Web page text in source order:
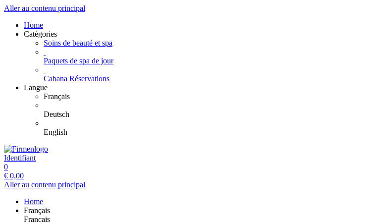
Aller au contenu principal
Home
Catégories
Soins de beauté et spa
Paquets de spa de jour
Cabana Réservations
Langue
Français
Deutsch
English
Identifiant
0
€ 0,00
Aller au contenu principal
Home
Français
Français